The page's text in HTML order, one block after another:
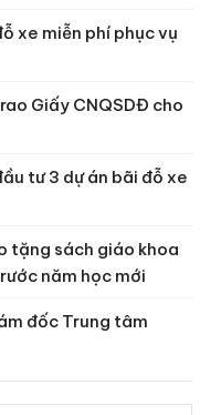
xe miễn phí phục vụ
Giấy CNQSDĐ cho
tư 3 dự án bãi đỗ xe
tặng sách giáo khoa
năm học mới
đốc Trung tâm